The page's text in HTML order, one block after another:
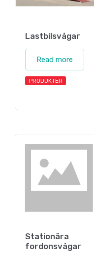
Lastbilsvågar
Read more
PRODUKTER
Stationära
fordonsvågar